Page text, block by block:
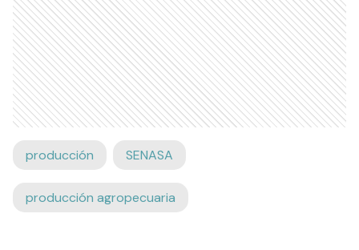
producción SENASA
producción agropecuaria